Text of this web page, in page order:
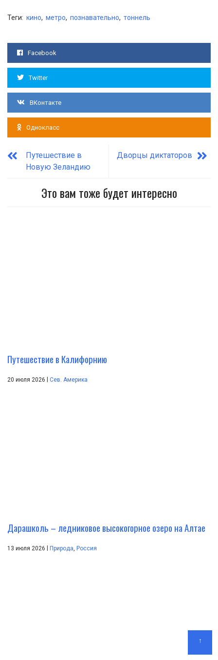
Теги: кино, метро, познавательно, тоннель
Facebook
Twitter
ВКонтакте
Однокласс
Путешествие в
Новую Зеландию
Дворцы диктаторов
Это вам тоже будет интересно
Путешествие в Калифорнию
20 июля 2026 Сев. Америка
Дарашколь – ледниковое высокогорное озеро на Алтае
13 июля 2026 | Природа, Россия
↑